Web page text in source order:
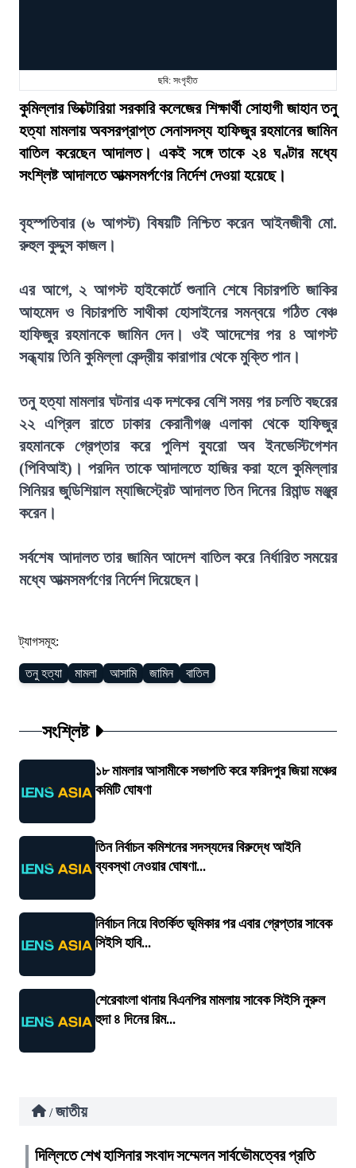
ছবি: সংগৃহীত
কুমিল্লার ভিক্টোরিয়া সরকারি কলেজের শিক্ষার্থী সোহাগী জাহান তনু
হত্যা মামলায় অবসরপ্রাপ্ত সেনাসদস্য হাফিজুর রহমানের জামিন
বাতিল করেছেন আদালত। একই সঙ্গে তাকে ২৪ ঘণ্টার মধ্যে
সংশ্লিষ্ট আদালতে আত্মসমর্পণের নির্দেশ দেওয়া হয়েছে।
বৃহস্পতিবার (৬ আগস্ট) বিষয়টি নিশ্চিত করেন আইনজীবী মো.
রুহুল কুদ্দুস কাজল।
এর আগে, ২ আগস্ট হাইকোর্টে শুনানি শেষে বিচারপতি জাকির
আহমেদ ও বিচারপতি সাথীকা হোসাইনের সমন্বয়ে গঠিত বেঞ্চ
হাফিজুর রহমানকে জামিন দেন। ওই আদেশের পর ৪ আগস্ট
সন্ধ্যায় তিনি কুমিল্লা কেন্দ্রীয় কারাগার থেকে মুক্তি পান।
তনু হত্যা মামলার ঘটনার এক দশকের বেশি সময় পর চলতি বছরের
২২ এপ্রিল রাতে ঢাকার কেরানীগঞ্জ এলাকা থেকে হাফিজুর
রহমানকে গ্রেপ্তার করে পুলিশ ব্যুরো অব ইনভেস্টিগেশন
(পিবিআই)। পরদিন তাকে আদালতে হাজির করা হলে কুমিল্লার
সিনিয়র জুডিশিয়াল ম্যাজিস্ট্রেট আদালত তিন দিনের রিমান্ড মঞ্জুর
করেন।
সর্বশেষ আদালত তার জামিন আদেশ বাতিল করে নির্ধারিত সময়ের
মধ্যে আত্মসমর্পণের নির্দেশ দিয়েছেন।
ট্যাগসমূহ:
তনু হত্যা মামলা আসামি জামিন বাতিল
সংশ্লিষ্ট
১৮ মামলার আসামীকে সভাপতি করে ফরিদপুর জিয়া মঞ্চের
কমিটি ঘোষণা
তিন নির্বাচন কমিশনের সদস্যদের বিরুদ্ধে আইনি
ব্যবস্থা নেওয়ার ঘোষণা...
নির্বাচন নিয়ে বিতর্কিত ভূমিকার পর এবার গ্রেপ্তার সাবেক
সিইসি হাবি...
শেরেবাংলা থানায় বিএনপির মামলায় সাবেক সিইসি নুরুল
হুদা ৪ দিনের রিম...
/ জাতীয়
দিল্লিতে শেখ হাসিনার সংবাদ সম্মেলন সার্বভৌমত্বের প্রতি